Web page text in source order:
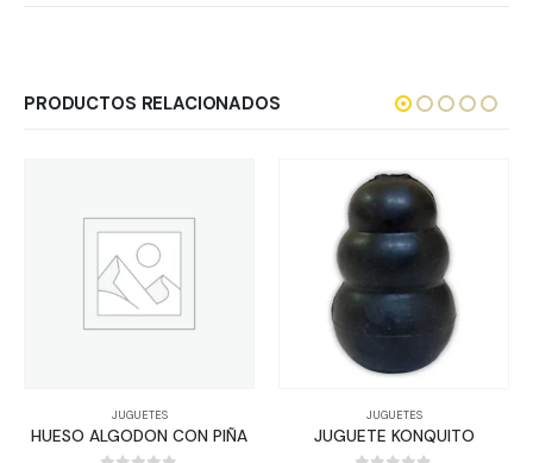
PRODUCTOS RELACIONADOS
JUGUETES
HUESO ALGODON CON PIÑA
JUGUETES
JUGUETE KONQUITO